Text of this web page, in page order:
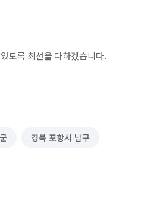
도록 최선을 다하겠습니다.
경북 포항시 남구